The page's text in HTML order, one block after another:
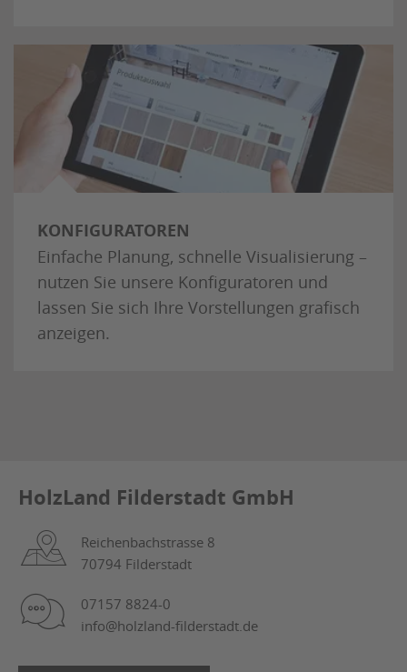
KONFIGURATOREN
Einfache Planung, schnelle Visualisierung –
nutzen Sie unsere Konfiguratoren und
lassen Sie sich Ihre Vorstellungen grafisch
anzeigen.
HolzLand Filderstadt GmbH
Reichenbachstrasse 8
70794 Filderstadt
07157 8824-0
info@holzland-filderstadt.de